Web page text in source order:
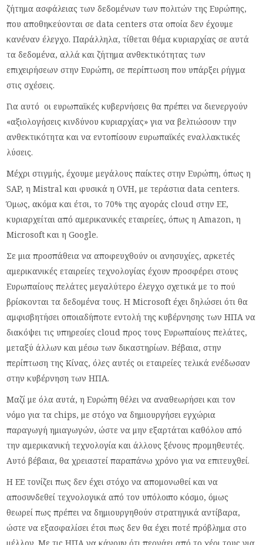
ζήτημα ασφάλειας των δεδομένων των πολιτών της Ευρώπης,
που αποθηκεύονται σε data centers στα οποία δεν έχουμε
κανέναν έλεγχο. Παράλληλα, τίθεται θέμα κυριαρχίας σε αυτά
τα δεδομένα, αλλά και ζήτημα ανθεκτικότητας των
επιχειρήσεων στην Ευρώπη, σε περίπτωση που υπάρξει ρήγμα
στις σχέσεις.
Για αυτό οι ευρωπαϊκές κυβερνήσεις θα πρέπει να διενεργούν
«αξιολογήσεις κινδύνου κυριαρχίας» για να βελτιώσουν την
ανθεκτικότητα και να εντοπίσουν ευρωπαϊκές εναλλακτικές
λύσεις.
Μέχρι στιγμής, έχουμε μεγάλους παίκτες στην Ευρώπη, όπως η
SAP, η Mistral και φυσικά η OVH, με τεράστια data centers.
Όμως, ακόμα και έτσι, το 70% της αγοράς cloud στην ΕΕ,
κυριαρχείται από αμερικανικές εταιρείες, όπως η Amazon, η
Microsoft και η Google.
Σε μια προσπάθεια να αποφευχθούν οι ανησυχίες, αρκετές
αμερικανικές εταιρείες τεχνολογίας έχουν προσφέρει στους
Ευρωπαίους πελάτες μεγαλύτερο έλεγχο σχετικά με το πού
βρίσκονται τα δεδομένα τους. Η Microsoft έχει δηλώσει ότι θα
αμφισβητήσει οποιαδήποτε εντολή της κυβέρνησης των ΗΠΑ να
διακόψει τις υπηρεσίες cloud προς τους Ευρωπαίους πελάτες,
μεταξύ άλλων και μέσω των δικαστηρίων. Βέβαια, στην
περίπτωση της Κίνας, όλες αυτές οι εταιρείες τελικά ενέδωσαν
στην κυβέρνηση των ΗΠΑ.
Μαζί με όλα αυτά, η Ευρώπη θέλει να αναθεωρήσει και τον
νόμο για τα chips, με στόχο να δημιουργήσει εγχώρια
παραγωγή ημιαγωγών, ώστε να μην εξαρτάται καθόλου από
την αμερικανική τεχνολογία και άλλους ξένους προμηθευτές.
Αυτό βέβαια, θα χρειαστεί παραπάνω χρόνο για να επιτευχθεί.
Η ΕΕ τονίζει πως δεν έχει στόχο να απομονωθεί και να
αποσυνδεθεί τεχνολογικά από τον υπόλοιπο κόσμο, όμως
θεωρεί πως πρέπει να δημιουργηθούν στρατηγικά αντίβαρα,
ώστε να εξασφαλίσει έτσι πως δεν θα έχει ποτέ πρόβλημα στο